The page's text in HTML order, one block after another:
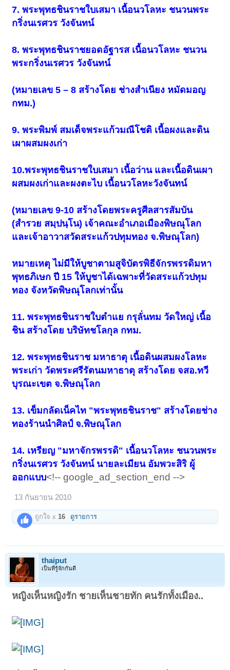
7. พระพุทธชินราชใบเสมา เนื้อนวโลหะ ชนวนพระ
กริ่งนเรศวร วังจันทน์
8. พระพุทธชินราชยอดอัฐารส เนื้อนวโลหะ ชนวน
พระกริ่งนเรศวร วังจันทน์
(หมายเลข 5 – 8 สร้างโดย ช่างสำเนียง หมัดมอญ
กทม.)
9. พระพิมพ์ สมเด็จพระแก้วมณีโชติ เนื้อผงและดิน
เผาผสมผงเก่า
10.พระพุทธชินราชใบเสมา เนื้อว่าน และเนื้อดินเผา
ผสมผงเก่าและผงตะไบ เนื้อนวโลหะวังจันทน์
(หมายเลข 9-10 สร้างโดยพระครูศีลสารสัมบัน
(สำรวย สมฺปนฺโน) เจ้าคณะอำเภอเมืองพิษณุโลก
และเจ้าอาวาสวัดสระแก้วปทุมทอง จ.พิษณุโลก)
หมายเหตุ ไม่มีให้บูชาตามสูจิบัตรพิธีจักรพรรดิมหา
พุทธภิเษก ปี 15 ให้บูชาได้เฉพาะที่วัดสระแก้วปทุม
ทอง จังหวัดพิษณุโลกเท่านั้น
11. พระพุทธชินราชใบตำแย กรุลั่นทม วัดใหญ่ เนื้อ
ชิน สร้างโดย บริษัทชโลกุล กทม.
12. พระพุทธชินราช มหาธาตุ เนื้อดินผสมผงโลหะ
พระเก่า วัดพระศรีรัตนมหาธาตุ สร้างโดย จสอ.ทวี
บุรณะเขต จ.พิษณุโลก
13. เข็มกลัดเน็คไท "พระพุทธชินราช" สร้างโดยช่าง
ทองร้านนำศิลป์ จ.พิษณุโลก
14. เหรียญ "มหาจักรพรรดิ" เนื้อนวโลหะ ชนวนพระ
กริ่งนเรศวร วังจันทน์ นายละเมียน อัมพวะสิริ ผู้
ออกแบบ<!-- google_ad_section_end -->
13 กันยายน 2010
ถูกใจ x 16 ดูรายการ
thaiput
เป็นที่รู้จักกันดี
หญิงเห็นหญิงรัก ชายเห็นชายทัก คนรักทั้งเมือง..